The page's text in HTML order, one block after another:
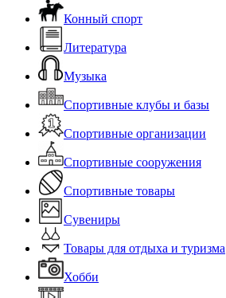
Конный спорт
Литература
Музыка
Спортивные клубы и базы
Спортивные организации
Спортивные сооружения
Спортивные товары
Сувениры
Товары для отдыха и туризма
Хобби